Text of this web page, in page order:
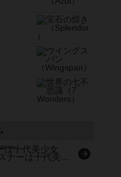
わしゃがなリスナーは十代美少女